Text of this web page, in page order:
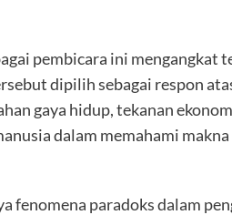
pembicara ini mengangkat
dipilih sebagai respon
gaya hidup, tekanan
dalam memahami makna
fenomena paradoks dalam